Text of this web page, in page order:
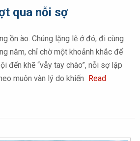
qua nỗi sợ
ồn ào. Chúng lặng lẽ ở đó, đi cùng
năm, chỉ chờ một khoảnh khắc để
đến khẽ “vẫy tay chào”, nỗi sợ lập
muôn vàn lý do khiến Read